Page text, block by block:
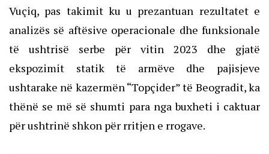
Vuçiq, pas takimit ku u prezantuan rezultatet e
analizës së aftësive operacionale dhe funksionale
të ushtrisë serbe për vitin 2023 dhe gjatë
ekspozimit statik të armëve dhe pajisjeve
ushtarake në kazermën “Topçider” të Beogradit, ka
thënë se më së shumti para nga buxheti i caktuar
për ushtrinë shkon për rritjen e rrogave.